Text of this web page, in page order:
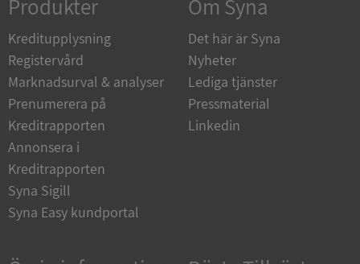
Produkter
Kreditupplysning
Registervård
Marknadsurval & analyser
Prenumerera på
Kreditrapporten
Annonsera i
Kreditrapporten
Syna Sigill
Syna Easy kundportal
Om Syna
Det här är Syna
Nyheter
Lediga tjänster
Pressmaterial
Linkedin
de.syna.se
ARRAffinity
Microsoft
Corporation
.syna.se